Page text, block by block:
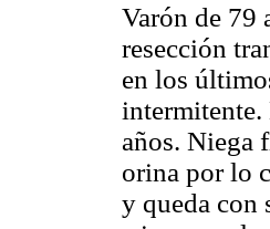
Varón de 79
resección
en los
intermitente.
años. Niega
orina por lo
y queda con